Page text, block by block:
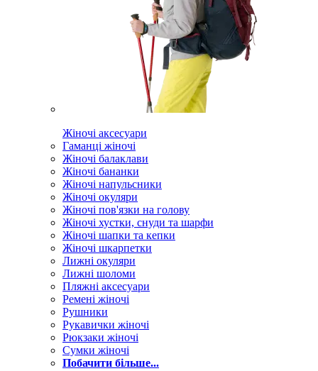
Жіночі аксесуари
Гаманці жіночі
Жіночі балаклави
Жіночі бананки
Жіночі напульсники
Жіночі окуляри
Жіночі пов'язки на голову
Жіночі хустки, снуди та шарфи
Жіночі шапки та кепки
Жіночі шкарпетки
Лижні окуляри
Лижні шоломи
Пляжні аксесуари
Ремені жіночі
Рушники
Рукавички жіночі
Рюкзаки жіночі
Сумки жіночі
Побачити більше...